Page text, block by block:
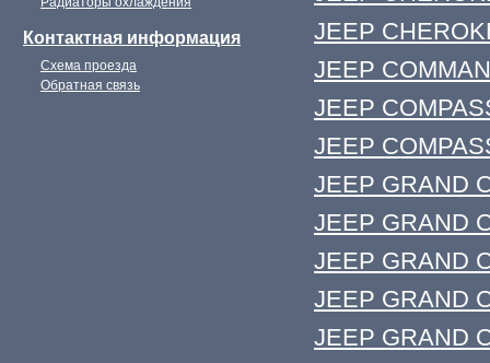
JEEP
JEEP
JEEP
JEEP
JEEP GRAND
JEEP GRAND
JEEP GRAND
JEEP GRAND
JEEP GRAND
Контактная информация
Схема проезда
Обратная связь